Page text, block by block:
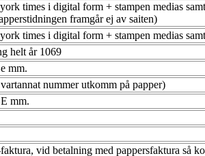
times i digital form + stampen medias
framgår ej av saiten)
times i digital form + stampen medias
helt år 1069
mm.
nummer utkomm på papper)
mm.
vid betalning med pappersfaktura så